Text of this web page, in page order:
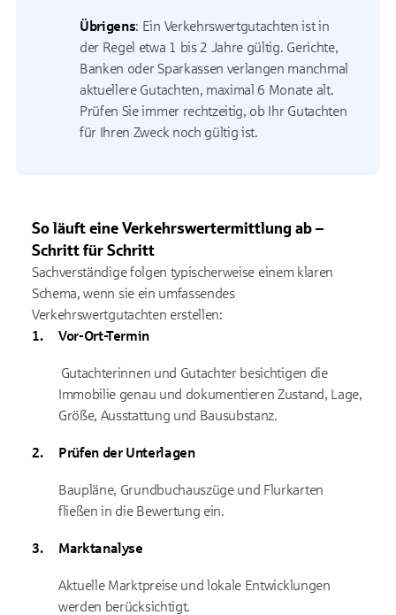
Übrigens: Ein Verkehrswertgutachten ist in
der Regel etwa 1 bis 2 Jahre gültig. Gerichte,
Banken oder Sparkassen verlangen manchmal
aktuellere Gutachten, maximal 6 Monate alt.
Prüfen Sie immer rechtzeitig, ob Ihr Gutachten
für Ihren Zweck noch gültig ist.
So läuft eine Verkehrswertermittlung ab –
Schritt für Schritt
Sachverständige folgen typischerweise einem klaren
Schema, wenn sie ein umfassendes
Verkehrswertgutachten erstellen:
Vor-Ort-Termin
Gutachterinnen und Gutachter besichtigen die
Immobilie genau und dokumentieren Zustand, Lage,
Größe, Ausstattung und Bausubstanz.
Prüfen der Unterlagen
Baupläne, Grundbuchauszüge und Flurkarten
fließen in die Bewertung ein.
Marktanalyse
Aktuelle Marktpreise und lokale Entwicklungen
werden berücksichtigt.